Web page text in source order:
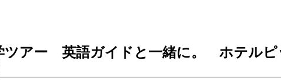
ツアー 英語ガイドと一緒に。 ホテル